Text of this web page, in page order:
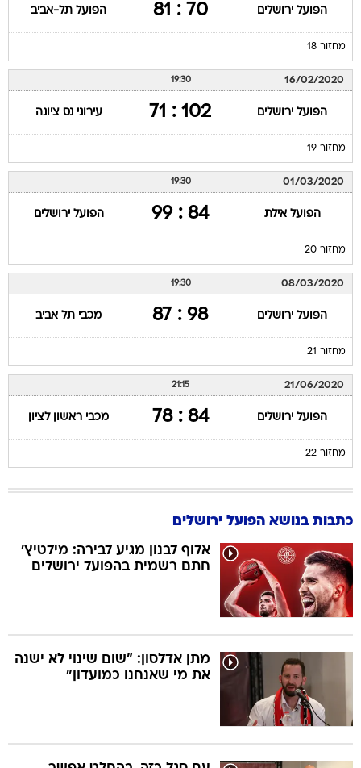
הפועל ירושלים 70 : 81 הפועל תל-אביב
מחזור 18
16/02/2020
19:30
הפועל ירושלים 102 : 71 עירוני נס ציונה
מחזור 19
01/03/2020
19:30
הפועל אילת 84 : 99 הפועל ירושלים
מחזור 20
08/03/2020
19:30
הפועל ירושלים 98 : 87 מכבי תל אביב
מחזור 21
21/06/2020
21:15
הפועל ירושלים 84 : 78 מכבי ראשון לציון
מחזור 22
כתבות בנושא הפועל ירושלים
אלוף לבנון מגיע לבירה: מילטיץ'
חתם רשמית בהפועל ירושלים
מתן אדלסון: "שום שינוי לא ישנה
את מי שאנחנו כמועדון"